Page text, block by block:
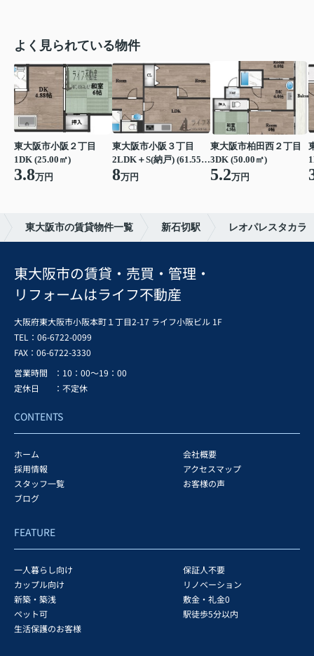
よく見られている物件
東大阪市小阪２丁目
1DK (25.00㎡)
3.8万円
東大阪市小阪３丁目
2LDK＋S(納戸) (61.55㎡)
8万円
東大阪市柏田西２丁目
3DK (50.00㎡)
5.2万円
東大阪市の賃貸物件一覧 新石切駅 レオパレスタカラ
東大阪市の賃貸・売買・管理・
リフォームはライフ不動産
大阪府東大阪市小阪本町１丁目2-17 ライフ小阪ビル 1F
TEL：06-6722-0099
FAX： 06-6722-3330
営業時間
：10：00～19：00
定休日
：不定休
CONTENTS
ホーム
会社概要
採用情報
アクセスマップ
スタッフ一覧
お客様の声
ブログ
FEATURE
一人暮らし向け
保証人不要
カップル向け
リノベーション
新築・築浅
敷金・礼金0
ペット可
駅徒歩5分以内
生活保護のお客様